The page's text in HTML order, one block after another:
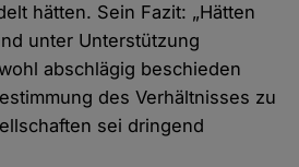
hätten. Sein Fazit: „Hätten
unter Unterstützung
abschlägig beschieden
des Verhältnisses zu
sei dringend